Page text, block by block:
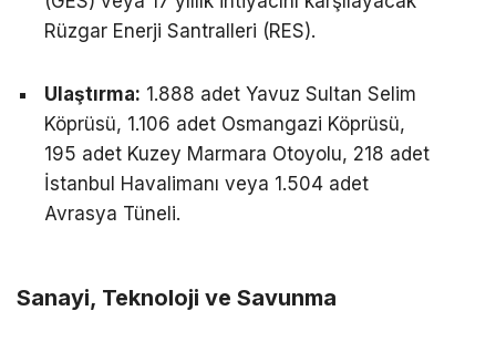
Rüzgar Enerji Santralleri (RES).
Ulaştırma: 1.888 adet Yavuz Sultan Selim
Köprüsü, 1.106 adet Osmangazi Köprüsü,
195 adet Kuzey Marmara Otoyolu, 218 adet
İstanbul Havalimanı veya 1.504 adet
Avrasya Tüneli.
Sanayi, Teknoloji ve Savunma